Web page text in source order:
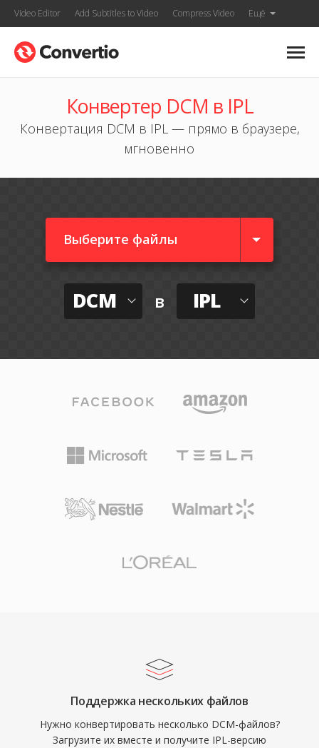
Video Editor Add Subtitles to Video Compress Video Ещё
Конвертер DCM в IPL
Конвертация DCM в IPL — прямо в браузере,
мгновенно
Выберите файлы
DCM в IPL
Поддержка нескольких файлов
Нужно конвертировать несколько DCM-файлов?
Загрузите их вместе и получите IPL-версию